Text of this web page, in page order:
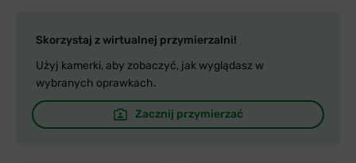
Skorzystaj z wirtualnej przymierzalni!
Użyj kamerki, aby zobaczyć, jak wyglądasz w
wybranych oprawkach.
Zacznij przymierzać